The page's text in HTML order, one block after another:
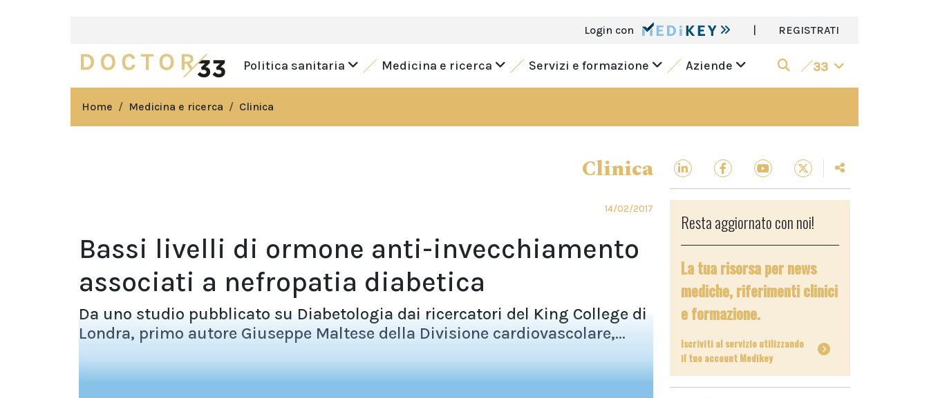
Login con | REGISTRATI
Politica sanitaria Medicina e ricerca Servizi e formazione Aziende 33
Home Medicina e ricerca Clinica
Clinica
14/02/2017
Bassi livelli di ormone anti-invecchiamento
associati a nefropatia diabetica
Da uno studio pubblicato su Diabetologia dai ricercatori del King College di
Londra, primo autore Giuseppe Maltese della Divisione cardiovascolare,...
Resta aggiornato con noi!
La tua risorsa per news
mediche, riferimenti clinici
e formazione.
Iscriviti al servizio utilizzando
il tuo account Medikey